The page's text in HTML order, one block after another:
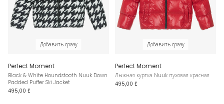
Добавить сразу
Perfect Moment
Black & White Houndstooth Nuuk Down
Padded Puffer Ski Jacket
495,00 £
Добавить сразу
Perfect Moment
Лыжная куртка Nuuk пуховая красная
495,00 £